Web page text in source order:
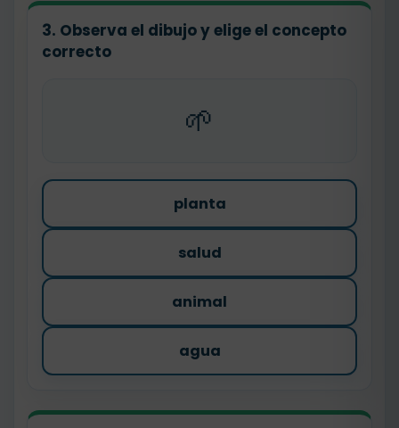
3. Observa el dibujo y elige el concepto
correcto
🌱
planta
salud
animal
agua